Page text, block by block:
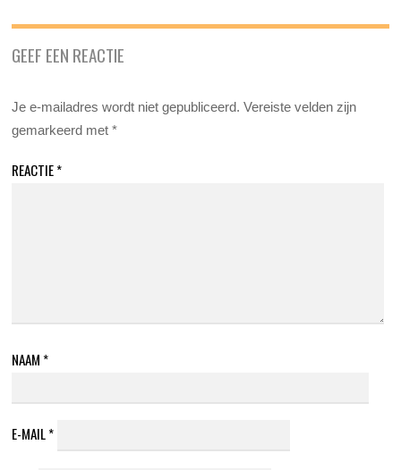
GEEF EEN REACTIE
Je e-mailadres wordt niet gepubliceerd. Vereiste velden zijn
gemarkeerd met*
REACTIE*
NAAM *
E-MAIL*